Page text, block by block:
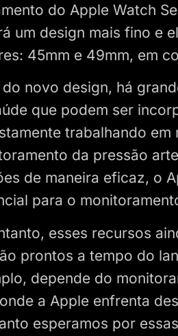
do Apple Watch
um design mais fino e
45mm e 49mm, em
do novo design, há
que podem ser
trabalhando
da pressão
de maneira eficaz, o
para o
esses recursos
prontos a tempo do
depende do
a Apple enfrenta
esperamos por